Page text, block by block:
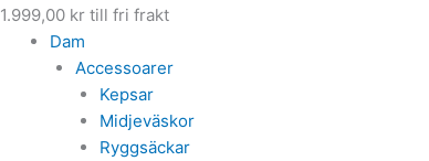
1.999,00 kr till fri frakt
Dam
Accessoarer
Kepsar
Midjeväskor
Ryggsäckar